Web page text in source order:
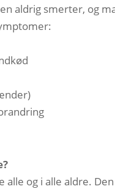
aldrig smerter, og
alle og i alle aldre.